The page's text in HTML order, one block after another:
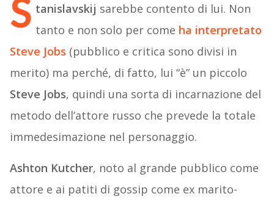
S tanislavskij sarebbe contento di lui. Non
tanto e non solo per come ha interpretato
Steve Jobs (pubblico e critica sono divisi in
merito) ma perché, di fatto, lui “è” un piccolo
Steve Jobs, quindi una sorta di incarnazione del
metodo dell’attore russo che prevede la totale
immedesimazione nel personaggio.
Ashton Kutcher, noto al grande pubblico come
attore e ai patiti di gossip come ex marito-